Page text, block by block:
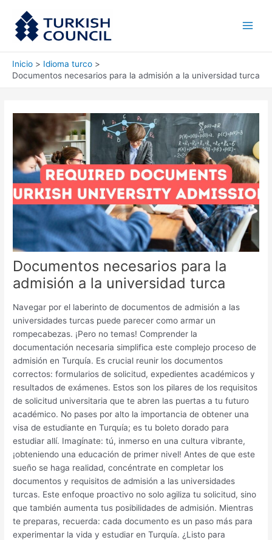
contenido
Inicio
Idioma turco
Documentos necesarios para la admisión a la universidad turca
Documentos necesarios para la
admisión a la universidad turca
Navegar por el laberinto de documentos de admisión a las
universidades turcas puede parecer como armar un
rompecabezas. ¡Pero no temas! Comprender la
documentación necesaria simplifica este complejo proceso de
admisión en Turquía. Es crucial reunir los documentos
correctos: formularios de solicitud, expedientes académicos y
resultados de exámenes. Estos son los pilares de los requisitos
de solicitud universitaria que te abren las puertas a tu futuro
académico. No pases por alto la importancia de obtener una
visa de estudiante en Turquía; es tu boleto dorado para
estudiar allí. Imagínate: tú, inmerso en una cultura vibrante,
¡obteniendo una educación de primer nivel! Antes de que este
sueño se haga realidad, concéntrate en completar los
documentos y requisitos de admisión a las universidades
turcas. Este enfoque proactivo no solo agiliza tu solicitud, sino
que también aumenta tus posibilidades de admisión. Mientras
te preparas, recuerda: cada documento es un paso más para
experimentar la vida y estudiar en Turquía. ¿Listo para